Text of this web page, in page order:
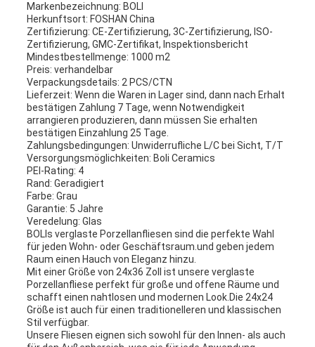
Markenbezeichnung: BOLI
Herkunftsort: FOSHAN China
Zertifizierung: CE-Zertifizierung, 3C-Zertifizierung, ISO-
Zertifizierung, GMC-Zertifikat, Inspektionsbericht
Mindestbestellmenge: 1000 m2
Preis: verhandelbar
Verpackungsdetails: 2 PCS/CTN
Lieferzeit: Wenn die Waren in Lager sind, dann nach Erhalt
bestätigen Zahlung 7 Tage, wenn Notwendigkeit
arrangieren produzieren, dann müssen Sie erhalten
bestätigen Einzahlung 25 Tage.
Zahlungsbedingungen: Unwiderrufliche L/C bei Sicht, T/T
Versorgungsmöglichkeiten: Boli Ceramics
PEI-Rating: 4
Rand: Geradigiert
Farbe: Grau
Garantie: 5 Jahre
Veredelung: Glas
BOLIs verglaste Porzellanfliesen sind die perfekte Wahl
für jeden Wohn- oder Geschäftsraum.und geben jedem
Raum einen Hauch von Eleganz hinzu.
Mit einer Größe von 24x36 Zoll ist unsere verglaste
Porzellanfliese perfekt für große und offene Räume und
schafft einen nahtlosen und modernen Look.Die 24x24
Größe ist auch für einen traditionelleren und klassischen
Stil verfügbar.
Unsere Fliesen eignen sich sowohl für den Innen- als auch